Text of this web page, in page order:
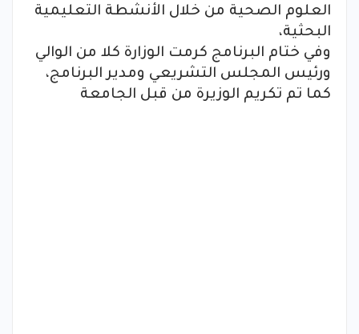
العلوم الصحية من خلال الأنشطة التعليمية
البحثية،
وفي ختام البرنامج كرمت الوزارة كلا من الوالي
ورئيس المجلس التشريعي ومدير البرنامج،
كما تم تكريم الوزيرة من قبل الجامعة